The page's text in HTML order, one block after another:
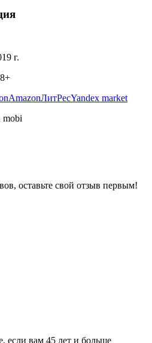
г.
+
AmazonЛитРесYandex market
mobi
оставьте свой отзыв первым!